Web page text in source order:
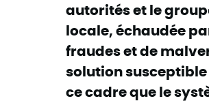
autorités et le
locale, échaudée
fraudes et de
solution susceptible
ce cadre que le